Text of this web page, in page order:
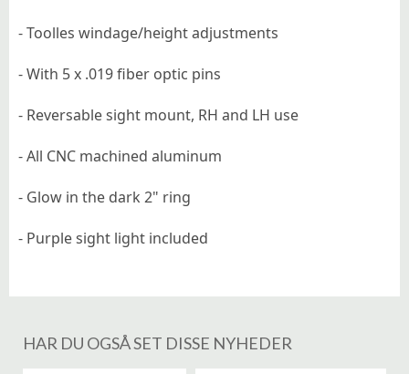
- Toolles windage/height adjustments
- With 5 x .019 fiber optic pins
- Reversable sight mount, RH and LH use
- All CNC machined aluminum
- Glow in the dark 2" ring
- Purple sight light included
HAR DU OGSÅ SET DISSE NYHEDER